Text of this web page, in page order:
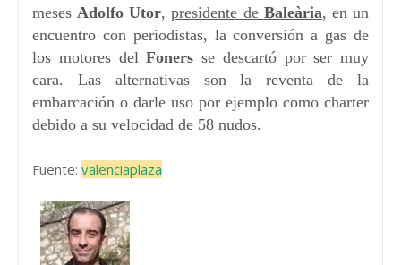
meses Adolfo Utor,presidente de Baleària, en un
encuentro con periodistas, la conversión a gas de
los motores delFoners se descartó por ser muy
cara. Las alternativas son la reventa de la
embarcación o darle uso por ejemplo como charter
debido a su velocidad de 58 nudos.
Fuente: valenciaplaza